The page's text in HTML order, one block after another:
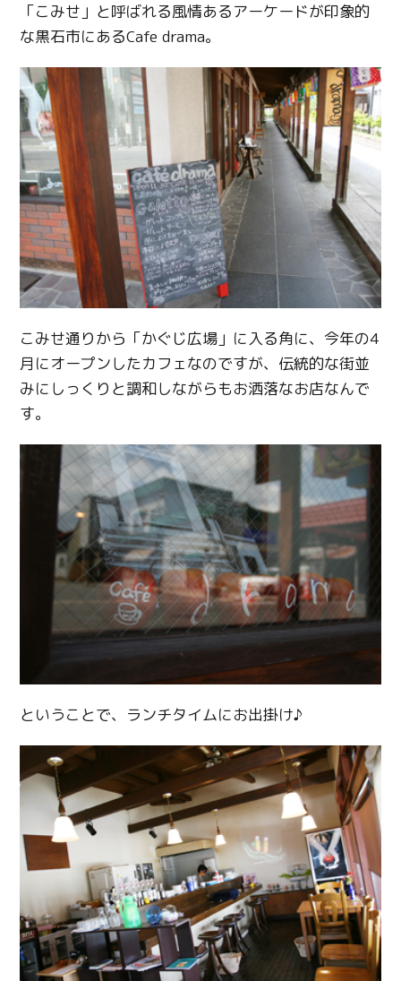
「こみせ」と呼ばれる風情あるアーケードが印象的
な黒石市にあるCafe drama。
こみせ通りから「かぐじ広場」に入る角に、今年の4
月にオープンしたカフェなのですが、伝統的な街並
みにしっくりと調和しながらもお洒落なお店なんで
す。
ということで、ランチタイムにお出掛け♪